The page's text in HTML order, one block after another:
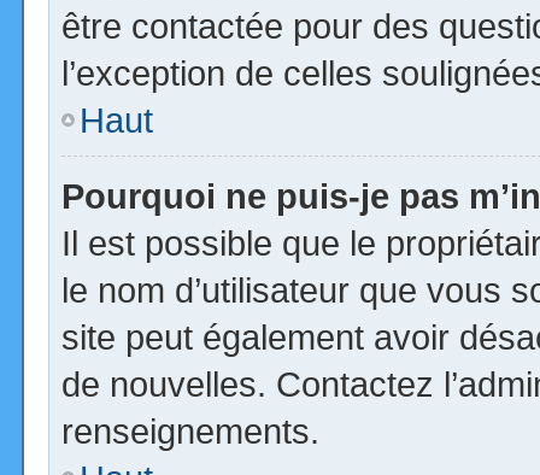
être contactée pour des
l’exception de celles
Haut
Pourquoi ne puis-je pas
Il est possible que le
le nom d’utilisateur que vous
site peut également avoir
de nouvelles. Contactez
renseignements.